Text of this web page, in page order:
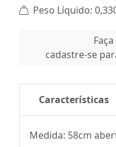
Peso Líquido:
cadastre-se
Características
Medida: 58cm